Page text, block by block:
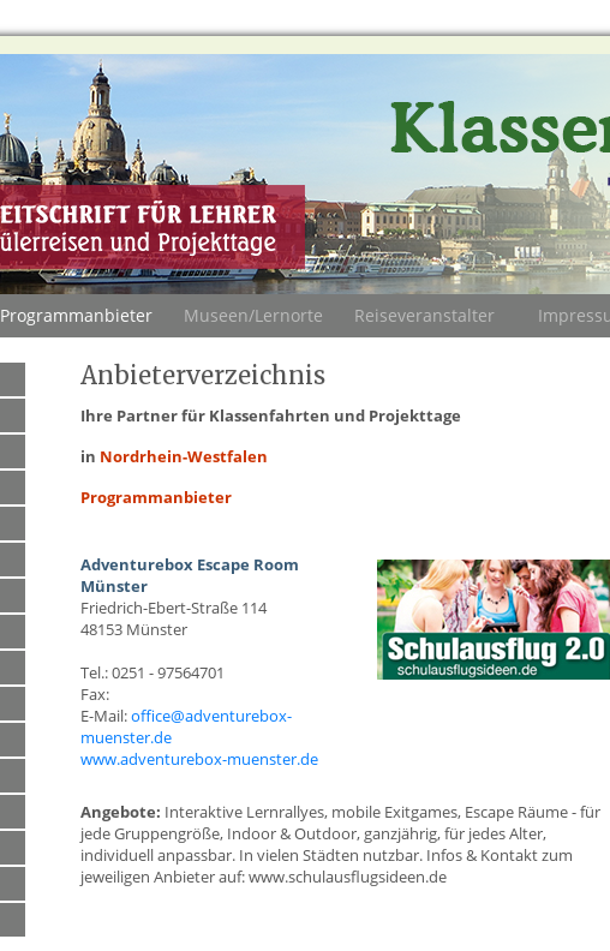
Programmanbieter Museen/Lernorte Reiseveranstalter
Anbieterverzeichnis
Ihre Partner für Klassenfahrten und Projekttage
in Nordrhein-Westfalen
Programmanbieter
Adventurebox Escape Room
Münster
Friedrich-Ebert-Straße 114
48153 Münster
Tel.: 0251 - 97564701
Fax:
E-Mail:office@adventurebox-
muenster.de
www.adventurebox-muenster.de
Angebote: Interaktive Lernrallyes, mobile Exitgames, Escape Räume - für
jede Gruppengröße, Indoor & Outdoor, ganzjährig, für jedes Alter,
individuell anpassbar. In vielen Städten nutzbar. Infos & Kontakt zum
jeweiligen Anbieter auf: www.schulausflugsideen.de